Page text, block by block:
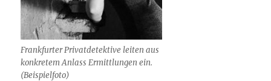
Frankfurter Privatdetektive leiten aus
konkretem Anlass Ermittlungen ein.
(Beispielfoto)